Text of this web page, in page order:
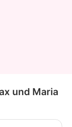
und Maria